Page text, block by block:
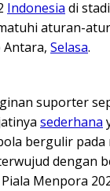
Indonesia di
aturan-
Selasa.
suporter
sederhana
bergulir pada
dengan
Menpora